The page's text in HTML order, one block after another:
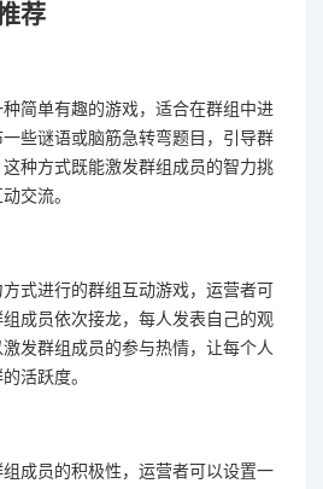
荐
简单有趣的游戏，适合在群组中进
些谜语或脑筋急转弯题目，引导群
种方式既能激发群组成员的智力挑
交流。
式进行的群组互动游戏，运营者可
成员依次接龙，每人发表自己的观
发群组成员的参与热情，让每个人
活跃度。
成员的积极性，运营者可以设置一